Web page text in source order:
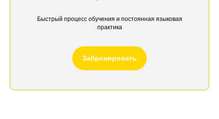
Быстрый процесс обучения и постоянная языковая
практика
Забронировать